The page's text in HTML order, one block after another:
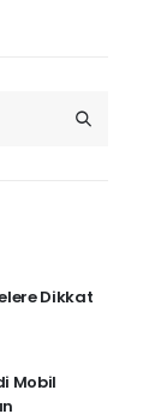
Dikkat
Mobil